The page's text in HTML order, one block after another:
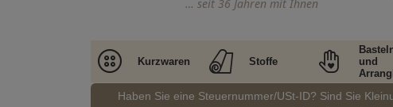
… seit 36 Jahren mit Ihnen
Kurzwaren Stoffe
und
Haben Sie eine Steuernummer/USt-ID? Sind Sie